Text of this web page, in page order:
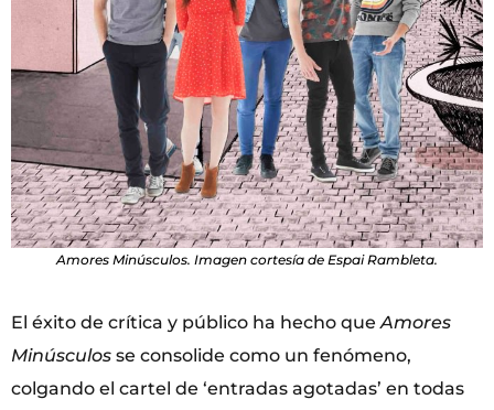
Amores Minúsculos. Imagen cortesía de Espai Rambleta.
El éxito de crítica y público ha hecho queAmores
Minúsculos se consolide como un fenómeno,
colgando el cartel de ‘entradas agotadas’ en todas